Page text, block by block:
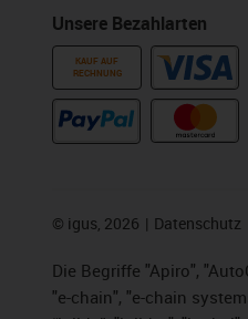
Unsere Bezahlarten
KAUF AUF
RECHNUNG
© igus, 2026 Datenschutz
Die Begriffe "Apiro",
"e-chain", "e-chain